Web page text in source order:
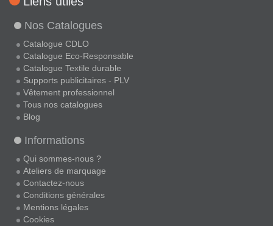
Nos Catalogues
Catalogue CDLO
Catalogue Eco-Responsable
Catalogue Textile durable
Supports publicitaires - PLV
Vêtement professionnel
Tous nos catalogues
Blog
Informations
Qui sommes-nous ?
Ateliers de marquage
Contactez-nous
Conditions générales
Mentions légales
Cookies